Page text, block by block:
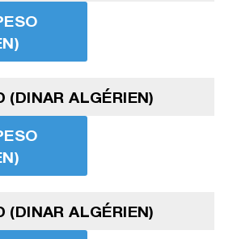
(DINAR ALGÉRIEN)
(DINAR ALGÉRIEN)